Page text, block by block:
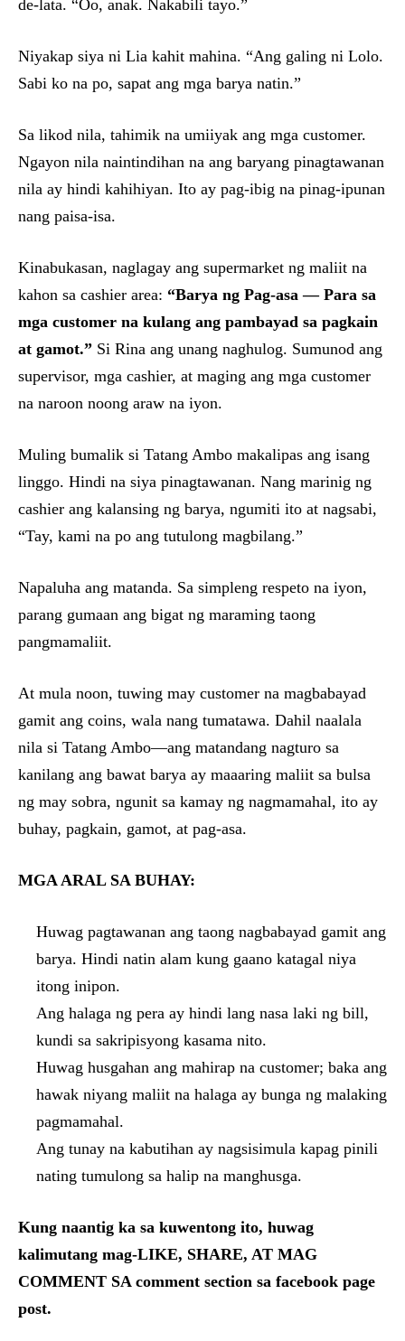
de-lata. “Oo, anak. Nakabili tayo.”
Niyakap siya ni Lia kahit mahina. “Ang galing ni Lolo.
Sabi ko na po, sapat ang mga barya natin.”
Sa likod nila, tahimik na umiiyak ang mga customer.
Ngayon nila naintindihan na ang baryang pinagtawanan
nila ay hindi kahihiyan. Ito ay pag-ibig na pinag-ipunan
nang paisa-isa.
Kinabukasan, naglagay ang supermarket ng maliit na
kahon sa cashier area: “Barya ng Pag-asa — Para sa
mga customer na kulang ang pambayad sa pagkain
at gamot.” Si Rina ang unang naghulog. Sumunod ang
supervisor, mga cashier, at maging ang mga customer
na naroon noong araw na iyon.
Muling bumalik si Tatang Ambo makalipas ang isang
linggo. Hindi na siya pinagtawanan. Nang marinig ng
cashier ang kalansing ng barya, ngumiti ito at nagsabi,
“Tay, kami na po ang tutulong magbilang.”
Napaluha ang matanda. Sa simpleng respeto na iyon,
parang gumaan ang bigat ng maraming taong
pangmamaliit.
At mula noon, tuwing may customer na magbabayad
gamit ang coins, wala nang tumatawa. Dahil naalala
nila si Tatang Ambo—ang matandang nagturo sa
kanilang ang bawat barya ay maaaring maliit sa bulsa
ng may sobra, ngunit sa kamay ng nagmamahal, ito ay
buhay, pagkain, gamot, at pag-asa.
MGA ARAL SA BUHAY:
Huwag pagtawanan ang taong nagbabayad gamit ang
barya. Hindi natin alam kung gaano katagal niya
itong inipon.
Ang halaga ng pera ay hindi lang nasa laki ng bill,
kundi sa sakripisyong kasama nito.
Huwag husgahan ang mahirap na customer; baka ang
hawak niyang maliit na halaga ay bunga ng malaking
pagmamahal.
Ang tunay na kabutihan ay nagsisimula kapag pinili
nating tumulong sa halip na manghusga.
Kung naantig ka sa kuwentong ito, huwag
kalimutang mag-LIKE, SHARE, AT MAG
COMMENT SA comment section sa facebook page
post.